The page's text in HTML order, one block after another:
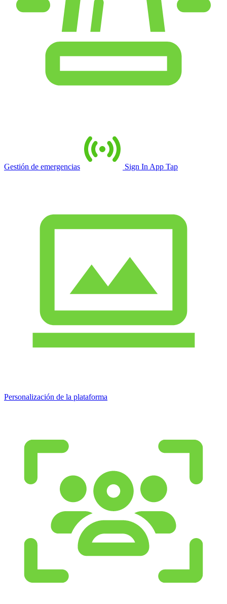
Gestión de emergencias Sign In App Tap
Personalización de la plataforma